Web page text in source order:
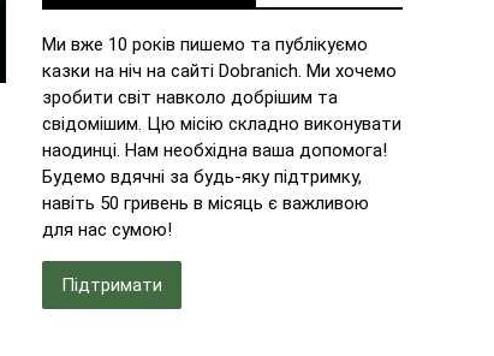
Ми вже 10 років пишемо та публікуємо
казки на ніч на сайті Dobranich. Ми хочемо
зробити світ навколо добрішим та
свідомішим. Цю місію складно виконувати
наодинці. Нам необхідна ваша допомога!
Будемо вдячні за будь-яку підтримку,
навіть 50 гривень в місяць є важливою
для нас сумою!
Підтримати